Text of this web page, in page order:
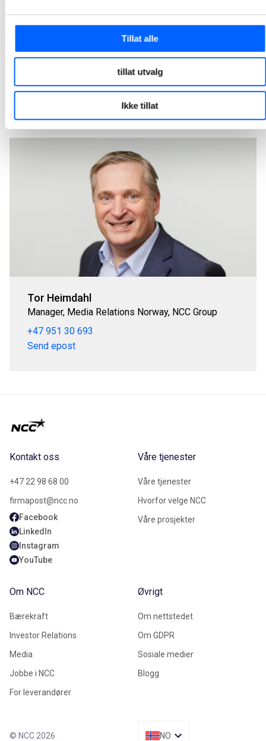
Tillat alle
tillat utvalg
Ikke tillat
2026-03-30 10:30
1 2 3 4 5 ... 12
Tor Heimdahl
Manager, Media Relations Norway, NCC Group
+47 951 30 693
Send epost
Kontakt oss
+47 22 98 68 00
firmapost@ncc.no
Facebook
LinkedIn
Instagram
YouTube
Våre tjenester
Våre tjenester
Hvorfor velge NCC
Våre prosjekter
Om NCC
Bærekraft
Investor Relations
Media
Jobbe i NCC
For leverandører
Øvrigt
Om nettstedet
Om GDPR
Sosiale medier
Blogg
© NCC 2026 NO